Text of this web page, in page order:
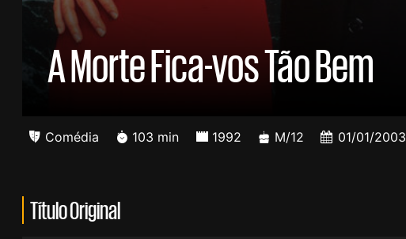
A Morte Fica-vos Tão Bem
Comédia 103 min 1992 M/12 01/01/2003
Título Original